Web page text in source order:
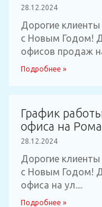
28.12.2024
Дорогие
с Новым Годом!
офисов продаж
Подробнее »
График
офиса на
28.12.2024
Дорогие
с Новым Годом!
офиса на ул....
Подробнее »